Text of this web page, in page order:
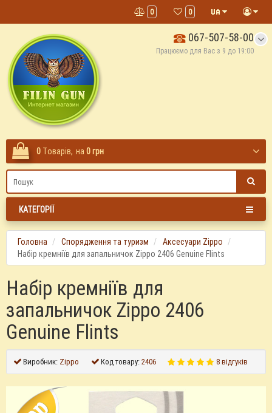
0
0
067-507-58-00
Працюємо для Вас з 9 до 19:00
0 Tоварів, на 0 грн
КАТЕГОРІЇ
Головна Спорядження та туризм
Аксесуари Zippo
Набір кремніїв для запальничок Zippo 2406 Genuine Flints
Набір кремніїв для
запальничок Zippo 2406
Genuine Flints
Виробник: Zippo Код товару:2406 8 відгуків